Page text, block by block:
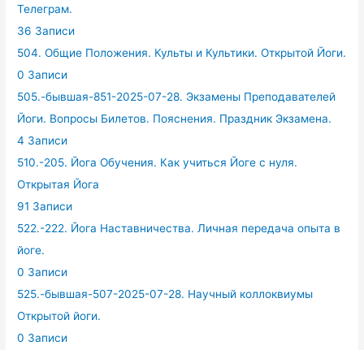
Телеграм.
36 Записи
504. Общие Положения. Культы и Культики. Открытой Йоги.
0 Записи
505.-бывшая-851-2025-07-28. Экзамены Преподавателей
Йоги. Вопросы Билетов. Пояснения. Праздник Экзамена.
4 Записи
510.-205. Йога Обучения. Как учиться Йоге с нуля.
Открытая Йога
91 Записи
522.-222. Йога Наставничества. Личная передача опыта в
йоге.
0 Записи
525.-бывшая-507-2025-07-28. Научный коллоквиумы
Открытой йоги.
0 Записи